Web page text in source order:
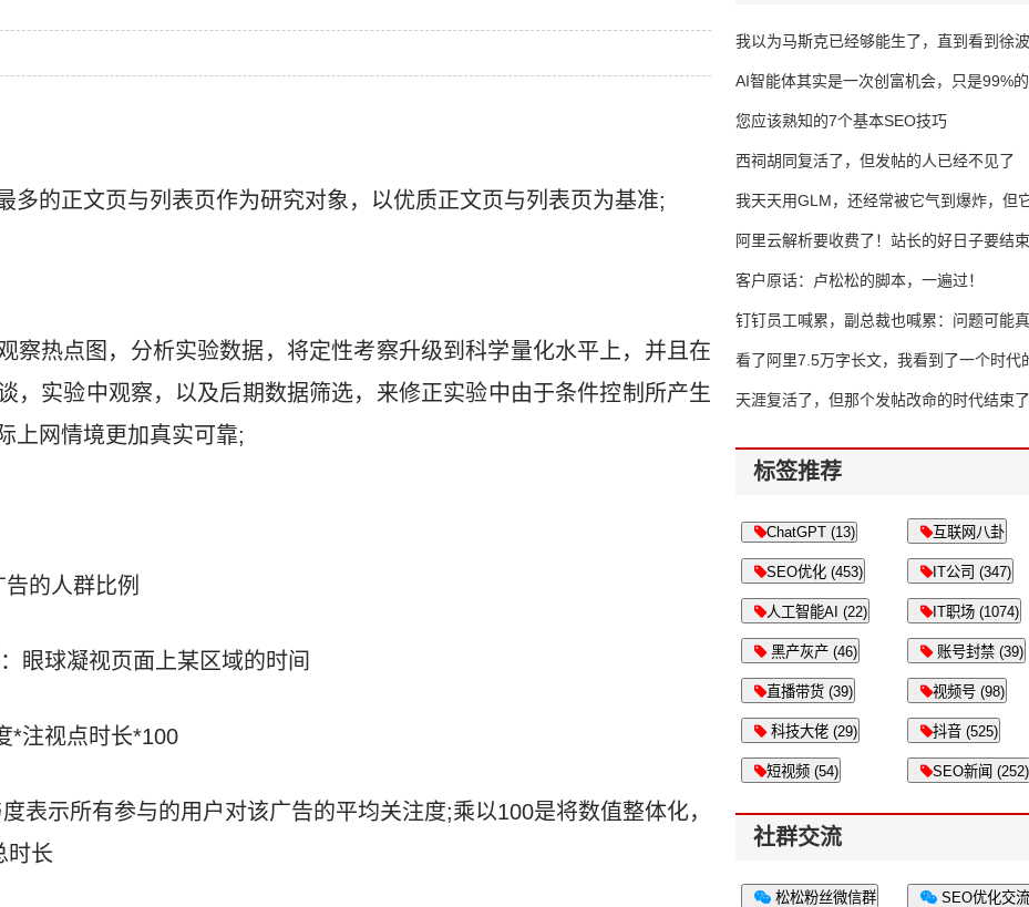
多的正文页与列表页作为研究对象，以优质正文页与列表页为基准;
察热点图，分析实验数据，将定性考察升级到科学量化水平上，并且在
，实验中观察，以及后期数据筛选，来修正实验中由于条件控制所产生
上网情境更加真实可靠;
的人群比例
眼球凝视页面上某区域的时间
*注视点时长*100
表示所有参与的用户对该广告的平均关注度;乘以100是将数值整体化，
时长
我以为马斯克已经够能生了，直到看到
AI智能体其实是一次创富机会，只是99%
错过了
您应该熟知的7个基本SEO技巧
西祠胡同复活了，但发帖的人已经不见了
我天天用GLM，还经常被它气到爆炸，但
16万亿
阿里云解析要收费了！站长的好日子要结
客户原话：卢松松的脚本，一遍过！
钉钉员工喊累，副总裁也喊累：问题可能
了
看了阿里7.5万字长文，我看到了一个时代
天涯复活了，但那个发帖改命的时代结束了
标签推荐
ChatGPT (13) 互联网八卦
SEO优化 (453) IT公司 (347)
人工智能AI (22) IT职场 (1074)
黑产灰产 (46) 账号封禁 (39)
直播带货 (39) 视频号 (98)
科技大佬 (29) 抖音 (525)
短视频 (54) SEO新闻 (252)
社群交流
松松粉丝微信群 SEO优化交